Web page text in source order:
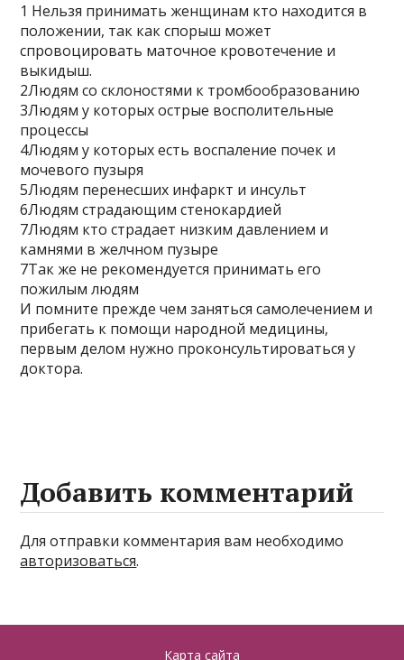
1 Нельзя принимать женщинам кто находится в
положении, так как спорыш может
спровоцировать маточное кровотечение и
выкидыш.
2Людям со склоностями к тромбообразованию
3Людям у которых острые восполительные
процессы
4Людям у которых есть воспаление почек и
мочевого пузыря
5Людям перенесших инфаркт и инсульт
6Людям страдающим стенокардией
7Людям кто страдает низким давлением и
камнями в желчном пузыре
7Так же не рекомендуется принимать его
пожилым людям
И помните прежде чем заняться самолечением и
прибегать к помощи народной медицины,
первым делом нужно проконсультироваться у
доктора.
Добавить комментарий
Для отправки комментария вам необходимо
авторизоваться.
Карта сайта